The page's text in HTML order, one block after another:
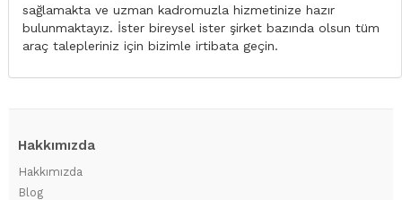
sağlamakta ve uzman kadromuzla hizmetinize hazır
bulunmaktayız. İster bireysel ister şirket bazında olsun tüm
araç talepleriniz için bizimle irtibata geçin.
Hakkımızda
Hakkımızda
Blog